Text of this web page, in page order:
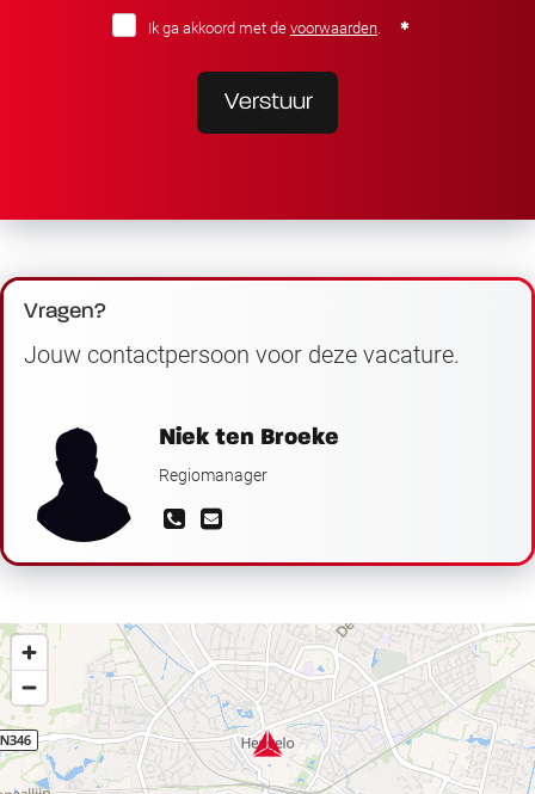
Ik ga akkoord met de voorwaarden
Verstuur
Vragen?
Jouw contactpersoon voor deze vacature.
Niek ten Broeke
Regiomanager